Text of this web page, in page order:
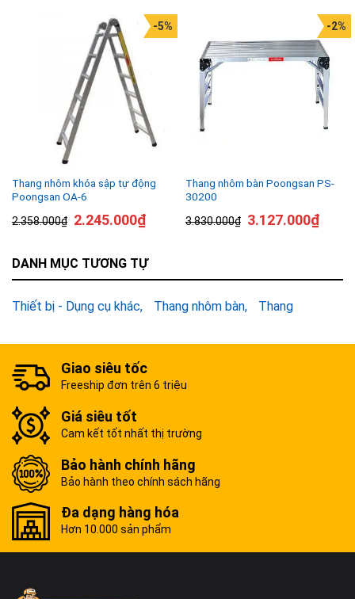
Thang nhôm khóa sập tự động
Poongsan OA-6
2.358.000₫
-5%
2.245.000₫
Thang nhôm bàn Poongsan PS-
30200
3.830.000₫
-2%
3.127.000₫
DANH MỤC TƯƠNG TỰ
Thiết bị - Dụng cụ khác Thang nhôm bàn Thang
Giao siêu tốc
Freeship đơn trên 6 triệu
Giá siêu tốt
Cam kết tốt nhất thị trường
Bảo hành chính hãng
Bảo hành theo chính sách hãng
Đa dạng hàng hóa
Hơn 10.000 sản phẩm